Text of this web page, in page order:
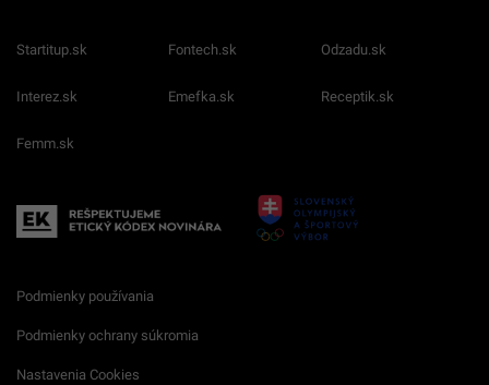
Startitup.sk Fontech.sk Odzadu.sk
Interez.sk Emefka.sk Receptik.sk
Femm.sk
Podmienky používania
Podmienky ochrany súkromia
Nastavenia Cookies